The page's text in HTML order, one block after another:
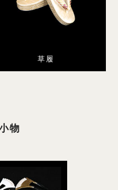
草履
物